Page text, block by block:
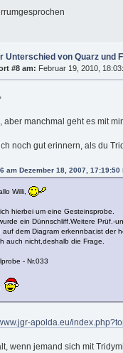
Unterschied von Quarz und
#8 am: Februar 19, 2010,
aber manchmal geht es mit
noch gut erinnern, als du
am Dezember 18, 2007, 17:19:50
Willi,
hierbei um eine Gesteinsprobe.
ein Dünnschliff.Weitere Prüf.-
dem Diagram erkennbar,ist der
auch nicht,deshalb die Frage.
- Nr.033
apolda.eu/
wenn jemand sich mit